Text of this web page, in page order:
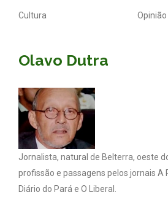
Cultura Opinião
Olavo Dutra
Jornalista, natural de Belterra, oeste
profissão e passagens pelos jornais A
Diário do Pará e O Liberal.